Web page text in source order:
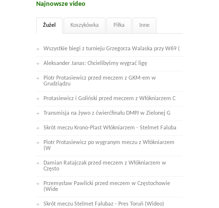
Najnowsze video
Żużel Koszykówka Piłka Inne
Wszystkie biegi z turnieju Grzegorza Walaska przy W69 (
Aleksander Janas: Chcielibyśmy wygrać ligę
Piotr Protasiewicz przed meczem z GKM-em w
Grudziądzu
Protasiewicz i Goliński przed meczem z Włókniarzem C
Transmisja na żywo z ćwierćfinału DMPJ w Zielonej G
Skrót meczu Krono-Plast Włókniarzem - Stelmet Faluba
Piotr Protasiewicz po wygranym meczu z Włókniarzem
(W
Damian Ratajczak przed meczem z Włókniarzem w
Często
Przemysław Pawlicki przed meczem w Częstochowie
(Wide
Skrót meczu Stelmet Falubaz - Pres Toruń (Wideo)